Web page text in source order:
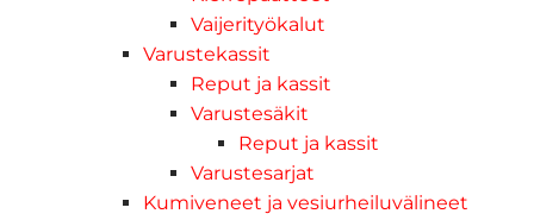
Vaijerityökalut
Varustekassit
Reput ja kassit
Varustesäkit
Reput ja kassit
Varustesarjat
Kumiveneet ja vesiurheiluvälineet